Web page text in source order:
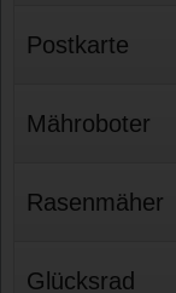
Postkarte
Mähroboter
Rasenmäher
Glücksrad